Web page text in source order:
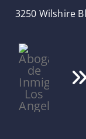
Skip
content
3250 Wilshire
Inicio